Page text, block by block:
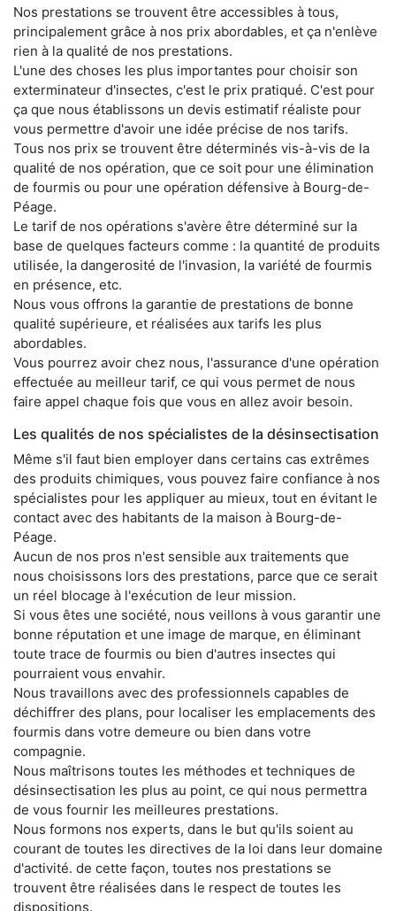
Nos prestations se trouvent être accessibles à tous,
principalement grâce à nos prix abordables, et ça n'enlève
rien à la qualité de nos prestations.
L'une des choses les plus importantes pour choisir son
exterminateur d'insectes, c'est le prix pratiqué. C'est pour
ça que nous établissons un devis estimatif réaliste pour
vous permettre d'avoir une idée précise de nos tarifs.
Tous nos prix se trouvent être déterminés vis-à-vis de la
qualité de nos opération, que ce soit pour une élimination
de fourmis ou pour une opération défensive à Bourg-de-
Péage.
Le tarif de nos opérations s'avère être déterminé sur la
base de quelques facteurs comme : la quantité de produits
utilisée, la dangerosité de l'invasion, la variété de fourmis
en présence, etc.
Nous vous offrons la garantie de prestations de bonne
qualité supérieure, et réalisées aux tarifs les plus
abordables.
Vous pourrez avoir chez nous, l'assurance d'une opération
effectuée au meilleur tarif, ce qui vous permet de nous
faire appel chaque fois que vous en allez avoir besoin.
Les qualités de nos spécialistes de la désinsectisation
Même s'il faut bien employer dans certains cas extrêmes
des produits chimiques, vous pouvez faire confiance à nos
spécialistes pour les appliquer au mieux, tout en évitant le
contact avec des habitants de la maison à Bourg-de-
Péage.
Aucun de nos pros n'est sensible aux traitements que
nous choisissons lors des prestations, parce que ce serait
un réel blocage à l'exécution de leur mission.
Si vous êtes une société, nous veillons à vous garantir une
bonne réputation et une image de marque, en éliminant
toute trace de fourmis ou bien d'autres insectes qui
pourraient vous envahir.
Nous travaillons avec des professionnels capables de
déchiffrer des plans, pour localiser les emplacements des
fourmis dans votre demeure ou bien dans votre
compagnie.
Nous maîtrisons toutes les méthodes et techniques de
désinsectisation les plus au point, ce qui nous permettra
de vous fournir les meilleures prestations.
Nous formons nos experts, dans le but qu'ils soient au
courant de toutes les directives de la loi dans leur domaine
d'activité. de cette façon, toutes nos prestations se
trouvent être réalisées dans le respect de toutes les
dispositions.